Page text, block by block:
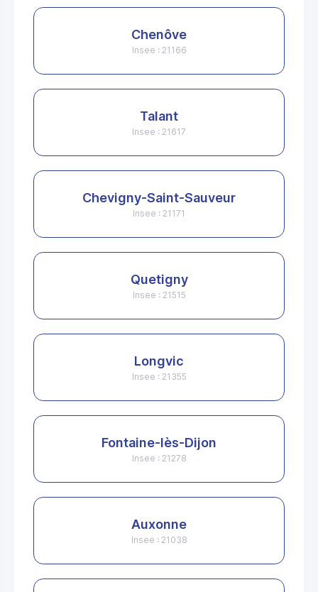
Chenôve
Insee : 21166
Talant
Insee : 21617
Chevigny-Saint-Sauveur
Insee : 21171
Quetigny
Insee : 21515
Longvic
Insee : 21355
Fontaine-lès-Dijon
Insee : 21278
Auxonne
Insee : 21038